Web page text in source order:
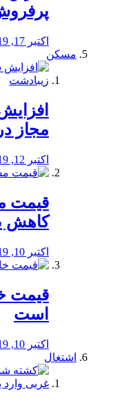
اکتبر 17, 2019
مسکن
مجاز
اکتبر 12, 2019
کاهش
اکتبر 10, 2019
قیمت
است
اکتبر 10, 2019
اشتغال